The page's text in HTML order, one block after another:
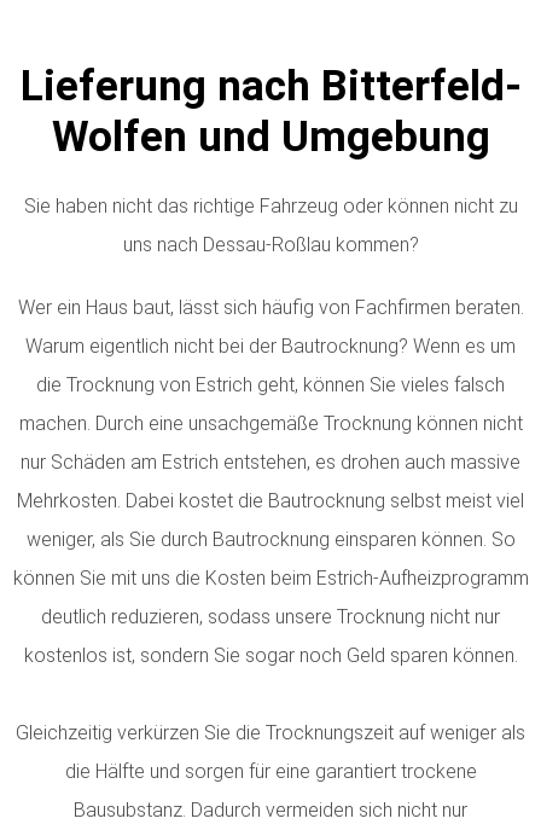
Lieferung nach Bitterfeld-
Wolfen und Umgebung
Sie haben nicht das richtige Fahrzeug oder können nicht zu
uns nach Dessau-Roßlau kommen?
Wer ein Haus baut, lässt sich häufig von Fachfirmen beraten.
Warum eigentlich nicht bei der Bautrocknung? Wenn es um
die Trocknung von Estrich geht, können Sie vieles falsch
machen. Durch eine unsachgemäße Trocknung können nicht
nur Schäden am Estrich entstehen, es drohen auch massive
Mehrkosten. Dabei kostet die Bautrocknung selbst meist viel
weniger, als Sie durch Bautrocknung einsparen können. So
können Sie mit uns die Kosten beim Estrich-Aufheizprogramm
deutlich reduzieren, sodass unsere Trocknung nicht nur
kostenlos ist, sondern Sie sogar noch Geld sparen können.
Gleichzeitig verkürzen Sie die Trocknungszeit auf weniger als
die Hälfte und sorgen für eine garantiert trockene
Bausubstanz. Dadurch vermeiden sich nicht nur